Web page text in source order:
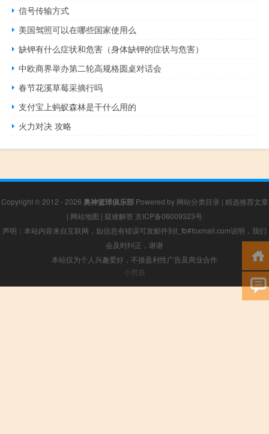
信号传输方式
美国驾照可以在哪些国家使用么
缺钾有什么症状和危害（身体缺钾的症状与危害）
中欧商界举办第二轮高规格圆桌对话会
春节花溪草莓采摘行吗
支付宝上蚂蚁森林是干什么用的
火力对决 攻略
Copyright © 2012 - 2026 奥神篮球俱乐部Powered by 网站分类目录 | 精选推荐文章
| 网站地图 | 疑难解答 京ICP备06009323号
声明：本站内容来自互联网，如信息有错误可发邮件到f_fb#foxmail.com说明，我们
会及时纠正，谢谢
本站仅为个人兴趣爱好，不接盈利性广告及商业合作
小男孩